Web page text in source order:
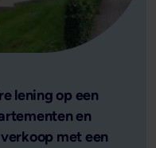
lening op een
en
met een